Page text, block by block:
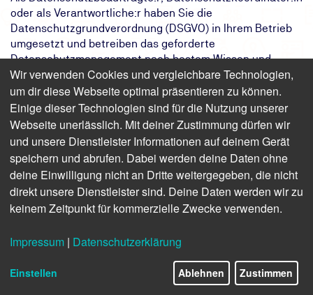
oder als Verantwortliche:r haben Sie die
Datenschutzgrundverordnung (DSGVO) in Ihrem Betrieb
umgesetzt und betreiben das geforderte
Datenschutzmanagement nach bestem Wissen und
Gewissen. Jedoch können im betrieblichen Alltag immer
wieder datenschutzrelevante Fragen auftauchen, deren
Beantwortung nicht immer einfach ist. In unserem
DSGVO-Seminar beantworten wir Ihnen unter anderem
folgende Fragen: - Sind unsere Kundinnen und Kunden
ihnen noch einige wertvolle Informationen? - Wie
erkennen wir, ob die Datenschutzerklärung unserer
Website vollständig ist? Erarbeiten Sie gemeinsam mit
uns Muster und Checklisten für die korrekte Umsetzung
Sie somit die Erwartungen und Vorgaben der
Wir verwenden Cookies und vergleichbare Technologien,
um dir diese Webseite optimal präsentieren zu können.
Einige dieser Technologien sind für die Nutzung unserer
Webseite unerlässlich. Mit deiner Zustimmung dürfen wir
und unsere Dienstleister Informationen auf deinem Gerät
speichern und abrufen. Dabei werden deine Daten ohne
deine Einwilligung nicht an Dritte weitergegeben, die nicht
direkt unsere Dienstleister sind. Deine Daten werden wir zu
keinem Zeitpunkt für kommerzielle Zwecke verwenden.
Impressum | Datenschutzerklärung
Einstellen Ablehnen Zustimmen